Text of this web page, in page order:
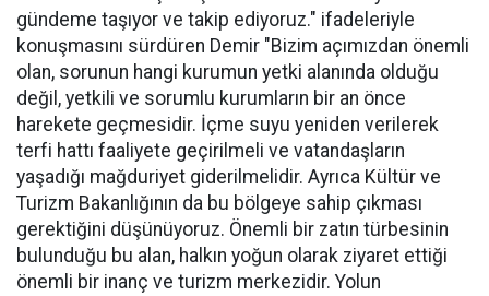
gündeme taşıyor ve takip ediyoruz." ifadeleriyle
konuşmasını sürdüren Demir "Bizim açımızdan önemli
olan, sorunun hangi kurumun yetki alanında olduğu
değil, yetkili ve sorumlu kurumların bir an önce
harekete geçmesidir. İçme suyu yeniden verilerek
terfi hattı faaliyete geçirilmeli ve vatandaşların
yaşadığı mağduriyet giderilmelidir. Ayrıca Kültür ve
Turizm Bakanlığının da bu bölgeye sahip çıkması
gerektiğini düşünüyoruz. Önemli bir zatın türbesinin
bulunduğu bu alan, halkın yoğun olarak ziyaret ettiği
önemli bir inanç ve turizm merkezidir. Yolun